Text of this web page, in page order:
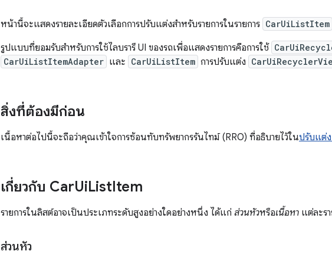
หน้านี้จะแสดงรายละเอียดตัวเลือกการปรับแต่งสำหรับรายการในรายการ CarUiListItem
รูปแบบที่ยอมรับสำหรับการใช้ไลบรารี UI ของรถเพื่อแสดงรายการคือการใช้
CarUiListItemAdapter และ CarUiListItem การปรับแต่ง
สิ่งที่ต้องมีก่อน
เนื้อหาต่อไปนี้จะถือว่าคุณเข้าใจการซ้อนทับทรัพยากรรันไทม์ (RRO) ที่อธิบายไว้ในปรับแต่
เกี่ยวกับ CarUiListItem
รายการในลิสต์อาจเป็นประเภทระดับสูงอย่างใดอย่างหนึ่ง ได้แก่ ส่วนหัวหรือเนื้อหา แต่ละร
ส่วนหัว